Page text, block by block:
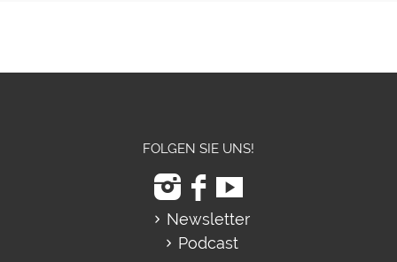
FOLGEN SIE UNS!
Newsletter
Podcast